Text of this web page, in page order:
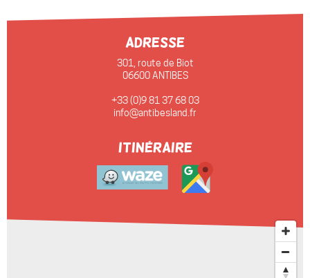
Adresse
301, route de Biot
06600 ANTIBES
+33 (0)9 81 37 68 03
info@antibesland.fr
itinéraire